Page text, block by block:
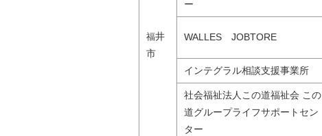
福井
市
ー
WALLES JOBTORE
インテグラル相談支援事業所
社会福祉法人この道福祉会 この
道グループライフサポートセン
ター